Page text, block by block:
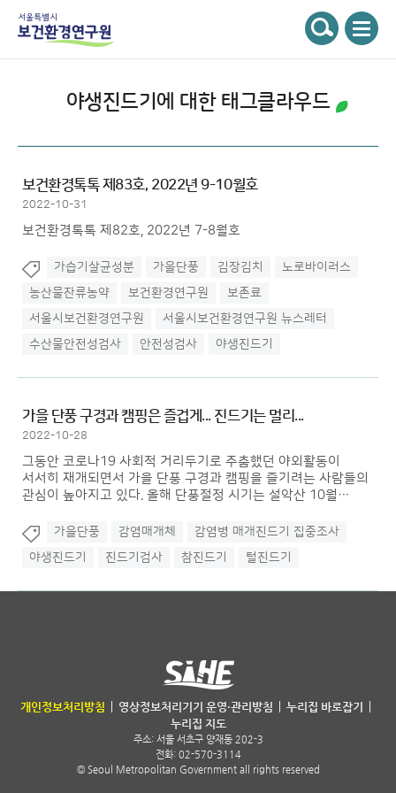
검색
야생진드기 에 대한 태그클라우드
보건환경톡톡 제83호, 2022년 9-10월호
2022-10-31
보건환경톡톡 제82호, 2022년 7-8월호
가습기살균성분 가을단풍 김장김치
노로바이러스
농산물잔류농약
보건환경연구원
보존료
서울시보건환경연구원
서울시보건환경연구원 뉴스레터
수산물안전성검사
안전성검사 야생진드기
가을 단풍 구경과 캠핑은 즐겁게... 진드기는 멀리...
2022-10-28
그동안 코로나19 사회적 거리두기로 주춤했던 야외활동이
서서히 재개되면서 가을 단풍 구경과 캠핑을 즐기려는 사람들의
관심이 높아지고 있다. 올해 단풍절정 시기는 설악산 10월
보고 있으며, 이 시기에 캠핑도 증가할 것으로 예상하고 있다.
가을에는 야외활동이 많은 만큼 야생해충과 접촉하는 사례가
늘어나는데 이에 따른 진드기 감염매개체 질병 우려도 높아지고
가을단풍 감염매개체
감염병 매개진드기 집중조사
야생진드기
진드기검사 참진드기 털진드기
서울특별시 보건환경연구원
개인정보처리방침 영상정보처리기기 운영·관리방침
누리집 바로잡기
누리집 지도
주소: 서울 서초구 양재동 202-3
전화: 02-570-3114
© Seoul Metropolitan Government all rights reserved